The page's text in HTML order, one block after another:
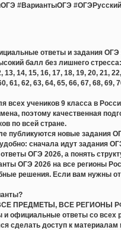
#ВариантыОГЭ
ответы и задания
балл без лишнего стресса:
14, 15, 16, 17, 18, 19, 20, 21,
61, 62, 63, 64, 65, 66, 67, 68, 69,
учеников 9 класса в
поэтому качественная
по всей стране.
новые задания
сначала идут задания
ОГЭ 2026, а понять
ОГЭ 2026 на все регионы
решения. Если вам нужны
ВСЕ РЕГИОНЫ РФ.
официальные ответы со всех
сделать доступ к